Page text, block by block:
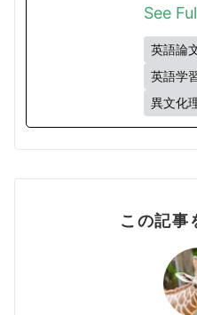
See
英語論
英語学
異文化
この記事